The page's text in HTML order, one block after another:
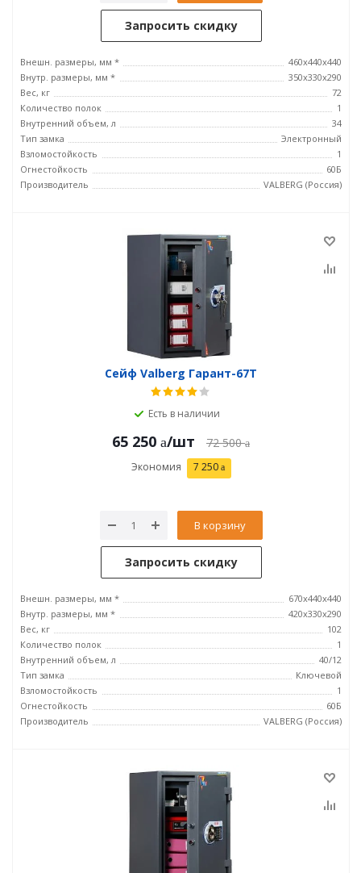
Запросить скидку
Внешн. размеры, мм *
460x440x440
Внутр. размеры, мм *
350х330х290
Вес, кг
72
Количество полок
1
Внутренний объем, л
34
Тип замка
Электронный
Взломостойкость
1
Огнестойкость
60Б
Производитель
VALBERG (Россия)
Сейф Valberg Гарант-67T
Есть в наличии
65 250 /шт 72 500
Экономия 7 250
В корзину
Запросить скидку
Внешн. размеры, мм *
670x440x440
Внутр. размеры, мм *
420х330х290
Вес, кг
102
Количество полок
1
Внутренний объем, л
40/12
Тип замка
Ключевой
Взломостойкость
1
Огнестойкость
60Б
Производитель
VALBERG (Россия)